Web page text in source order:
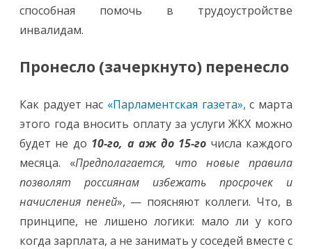
способная помочь в трудоустройстве
инвалидам.
Пронесло (зачеркнуто) перенесло
Как радует нас «Парламентская газета», с марта
этого года вносить оплату за услуги ЖКХ можно
будет не до 10-го, а аж до 15-го числа каждого
месяца. «Предполагается, что новые правила
позволят россиянам избежать просрочек и
начисления пеней», — поясняют коллеги. Что, в
принципе, не лишено логики: мало ли у кого
когда зарплата, а не занимать у соседей вместе с